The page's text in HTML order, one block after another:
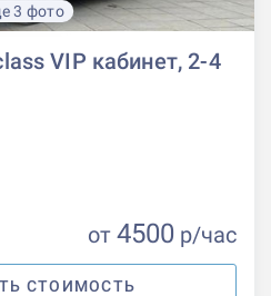
3 фото
VIP кабинет, 2-4
от 4500 р/час
СТОИМОСТЬ